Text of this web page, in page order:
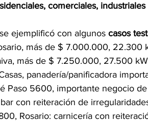
comerciales,
ejemplificó con algunos casos
más de $ 7.000.000, 22.300
más de $ 7.250.000, 27.500
panadería/panificadora
Paso 5600, importante negocio
con reiteración de
Rosario: carnicería con